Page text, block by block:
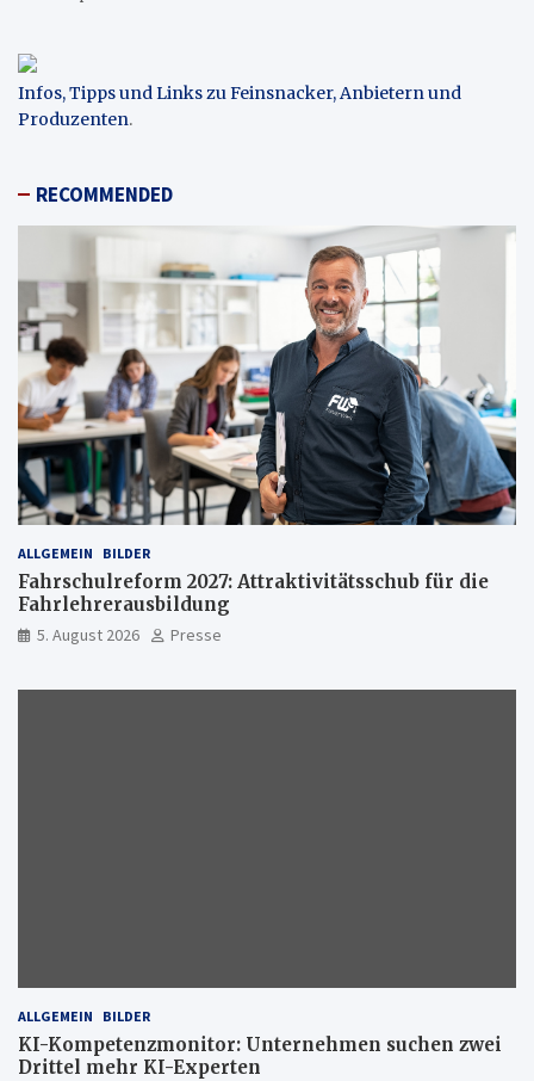
Infos, Tipps und Links zu Feinsnacker, Anbietern und
Produzenten.
RECOMMENDED
ALLGEMEIN BILDER
Fahrschulreform 2027: Attraktivitätsschub für die
Fahrlehrerausbildung
5. August 2026 Presse
ALLGEMEIN BILDER
KI-Kompetenzmonitor: Unternehmen suchen zwei
Drittel mehr KI-Experten